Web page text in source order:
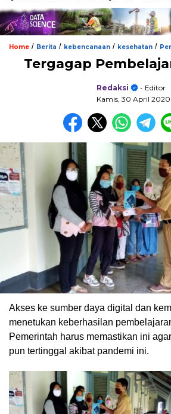
Home / Berita / kebencanaan / kesehatan /
Tergagap
Redaksi
- Editor
Kamis, 30 April 2020
Akses ke sumber daya digital dan
menetukan keberhasilan
Pemerintah harus memastikan ini
pun tertinggal akibat pandemi ini.